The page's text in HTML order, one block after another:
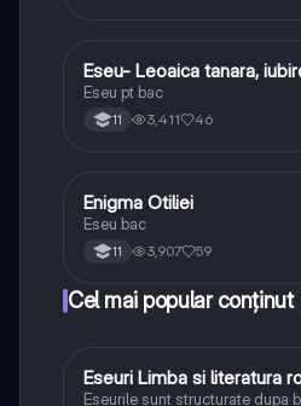
Limba și literatura română
Eseu- Leoaica tanara,
Eseu pt bac
11 3,411 46
Limba și literatura română
Enigma Otiliei
Eseu bac
11 3,907 59
Cel mai popular conținut
Limba și literatura română
Eseuri Limba si literatura
Eseurile sunt structurate dupa